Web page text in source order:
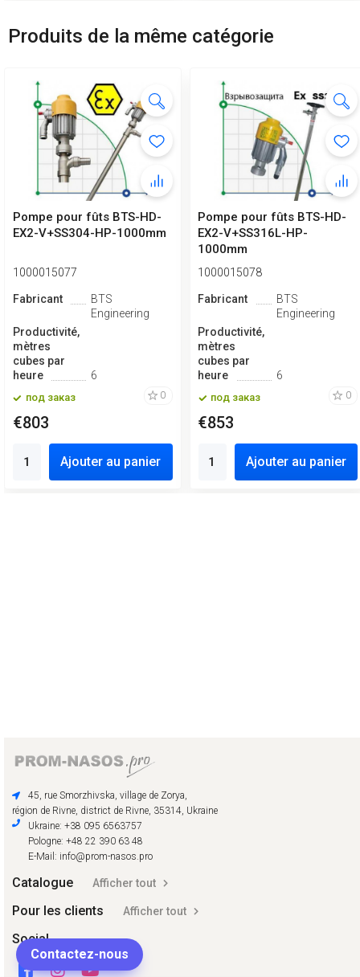
Produits de la même catégorie
Pompe pour fûts BTS-HD-
EX2-V+SS304-HP-1000mm
1000015077
Fabricant
BTS
Engineering
Productivité,
mètres
cubes par
heure
6
под заказ 0
€803
Ajouter au panier
Pompe pour fûts BTS-HD-
EX2-V+SS316L-HP-
1000mm
1000015078
Fabricant
BTS
Engineering
Productivité,
mètres
cubes par
heure
6
под заказ 0
€853
Ajouter au panier
45, rue Smorzhivska, village de Zorya,
région de Rivne, district de Rivne, 35314, Ukraine
Ukraine: +38 095 6563757
Pologne: +48 22 390 63 48
E-Mail: info@prom-nasos.pro
Catalogue Afficher tout
Pour les clients Afficher tout
Social
Contactez-nous